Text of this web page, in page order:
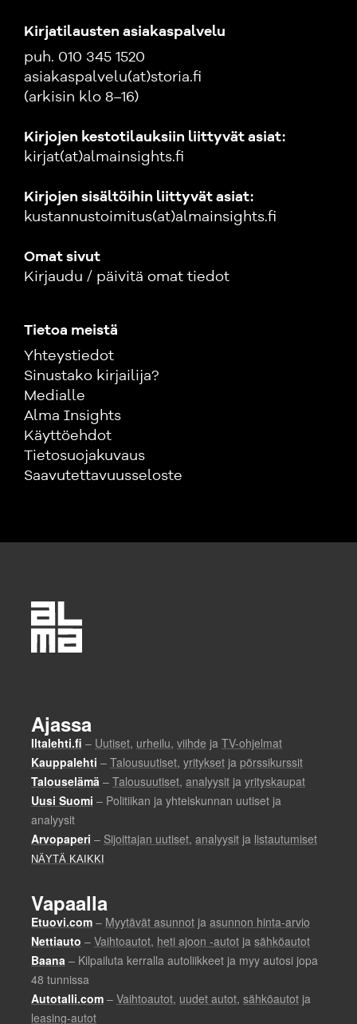
Kirjatilausten asiakaspalvelu
puh. 010 345 1520
asiakaspalvelu(at)storia.fi
(arkisin klo 8–16)
Kirjojen kestotilauksiin liittyvät asiat:
kirjat(at)almainsights.fi
Kirjojen sisältöihin liittyvät asiat:
kustannustoimitus(at)almainsights.fi
Omat sivut
Kirjaudu / päivitä omat tiedot
Tietoa meistä
Yhteystiedot
Sinustako kirjailija?
Medialle
Alma Insights
Käyttöehdot
Tietosuojakuvaus
Saavutettavuusseloste